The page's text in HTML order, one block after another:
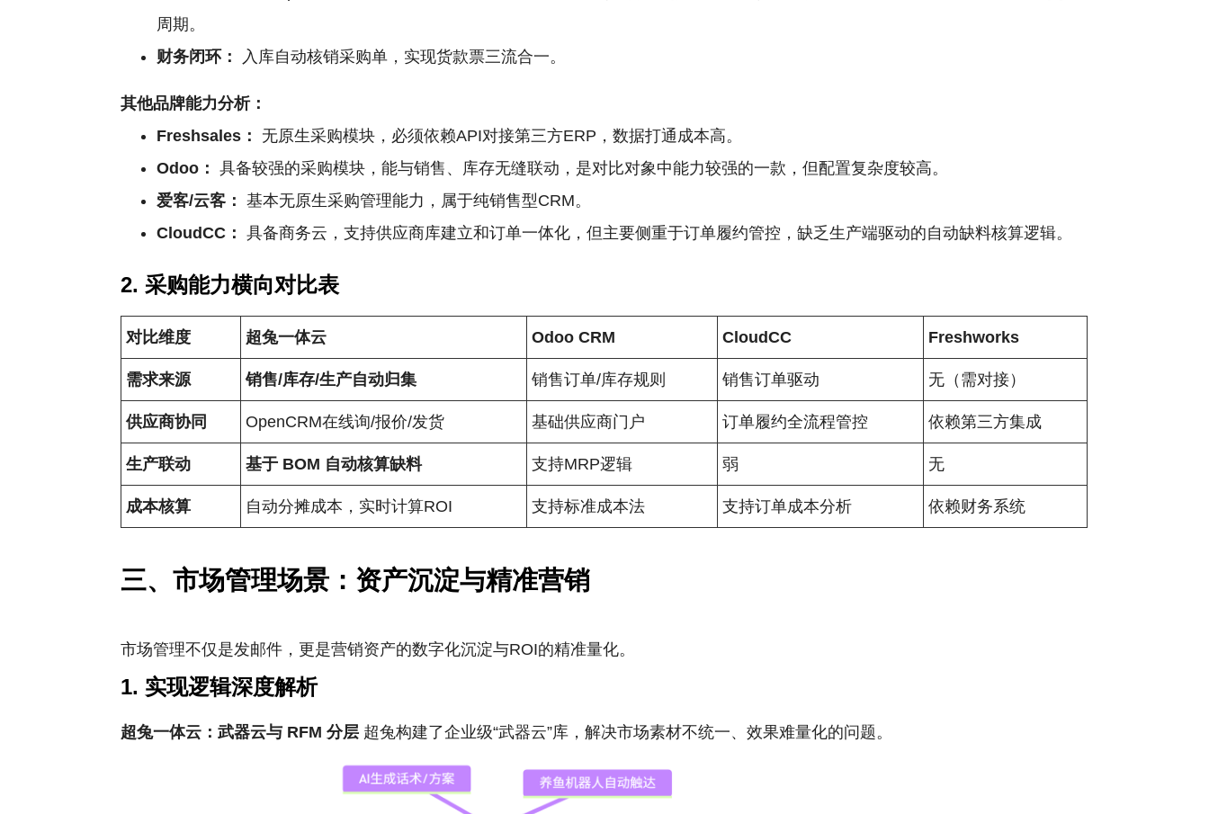
周期。
财务闭环：
入库自动核销采购单，实现货款票三流合一。
其他品牌能力分析：
Freshsales：
无原生采购模块，必须依赖API对接第三方ERP，数据打通成本高。
Odoo： 具备较强的采购模块，能与销售、库存无缝联动，是对比对象中能力较强的一款，但配置复杂度较高。
爱客/云客： 基本无原生采购管理能力，属于纯销售型CRM。
CloudCC： 具备商务云，支持供应商库建立和订单一体化，但主要侧重于订单履约管控，缺乏生产端驱动的自动缺料核算逻辑。
2. 采购能力横向对比表
对比维度 超兔一体云 Odoo CRM CloudCC Freshworks
需求来源 销售/库存/生产自动归集 销售订单/库存规则 销售订单驱动 无（需对接）
供应商协同 OpenCRM在线询/报价/发货 基础供应商门户 订单履约全流程管控 依赖第三方集成
生产联动 基于 BOM 自动核算缺料 支持MRP逻辑 弱 无
成本核算 自动分摊成本，实时计算ROI 支持标准成本法 支持订单成本分析 依赖财务系统
三、市场管理场景：资产沉淀与精准营销
市场管理不仅是发邮件，更是营销资产的数字化沉淀与ROI的精准量化。
1. 实现逻辑深度解析
超兔一体云：武器云与 RFM 分层 超兔构建了企业级“武器云”库，解决市场素材不统一、效果难量化的问题。